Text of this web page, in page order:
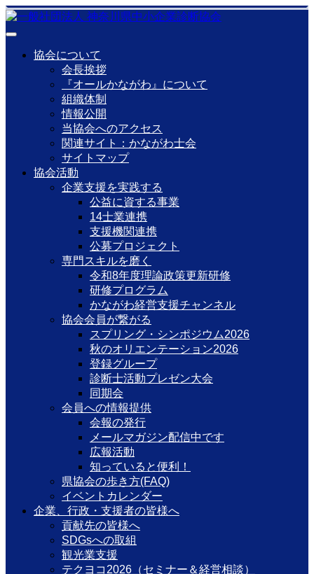
協会について
会長挨拶
『オールかながわ』について
組織体制
情報公開
当協会へのアクセス
関連サイト：かながわ士会
サイトマップ
協会活動
企業支援を実践する
公益に資する事業
14士業連携
支援機関連携
公募プロジェクト
専門スキルを磨く
令和8年度理論政策更新研修
研修プログラム
かながわ経営支援チャンネル
協会会員が繋がる
スプリング・シンポジウム2026
秋のオリエンテーション2026
登録グループ
診断士活動プレゼン大会
同期会
会員への情報提供
会報の発行
メールマガジン配信中です
広報活動
知っていると便利！
県協会の歩き方(FAQ)
イベントカレンダー
企業、行政・支援者の皆様へ
貢献先の皆様へ
SDGsへの取組
観光業支援
テクヨコ2026（セミナー＆経営相談）